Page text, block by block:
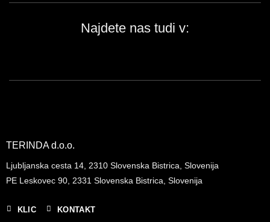
Najdete nas tudi v:
TERINDA d.o.o.
Ljubljanska cesta 14, 2310 Slovenska Bistrica, Slovenija
PE Leskovec 90, 2331 Slovenska Bistrica, Slovenija
KLIC KONTAKT